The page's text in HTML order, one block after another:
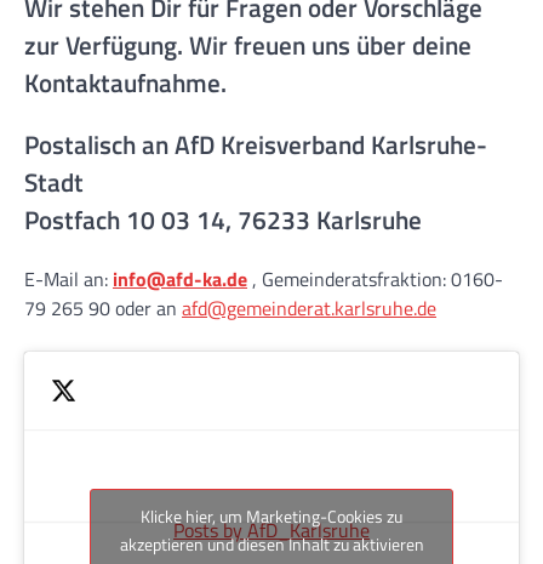
zur Verfügung. Wir freuen uns über deine
Kontaktaufnahme.
Postalisch an AfD Kreisverband Karlsruhe-
Stadt
Postfach 10 03 14, 76233 Karlsruhe
E-Mail an: info@afd-ka.de, Gemeinderatsfraktion: 0160-
79 265 90 oder an afd@gemeinderat.karlsruhe.de
Posts by AfD_Karlsruhe
Klicke hier, um Marketing-Cookies zu
akzeptieren und diesen Inhalt zu aktivieren